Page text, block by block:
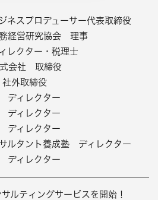
ネスプロデューサー代表取締役
経営研究協会 理事
レクター・税理士
式会社 取締役
外取締役
ディレクター
ディレクター
ディレクター
ルタント養成塾 ディレクター
ディレクター
ルティングサービスを開始！